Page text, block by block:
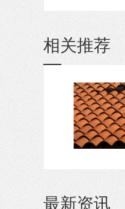
相关推荐
最新资讯